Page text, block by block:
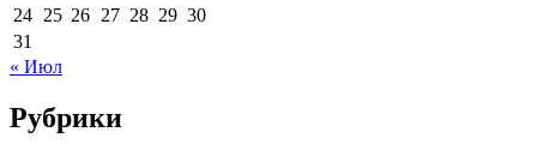
24 25 26 27 28 29 30
31
« Июл
Рубрики